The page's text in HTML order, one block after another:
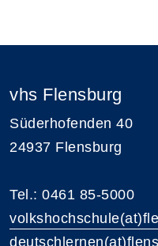
vhs Flensburg
Süderhofenden 40
24937 Flensburg
Tel.: 0461 85-5000